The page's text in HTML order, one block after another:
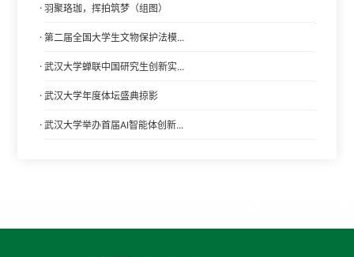
· 羽聚珞珈，挥拍筑梦（组图）
· 第二届全国大学生文物保护法模...
· 武汉大学蝉联中国研究生创新实...
· 武汉大学年度体坛盛典掠影
· 武汉大学举办首届AI智能体创新...